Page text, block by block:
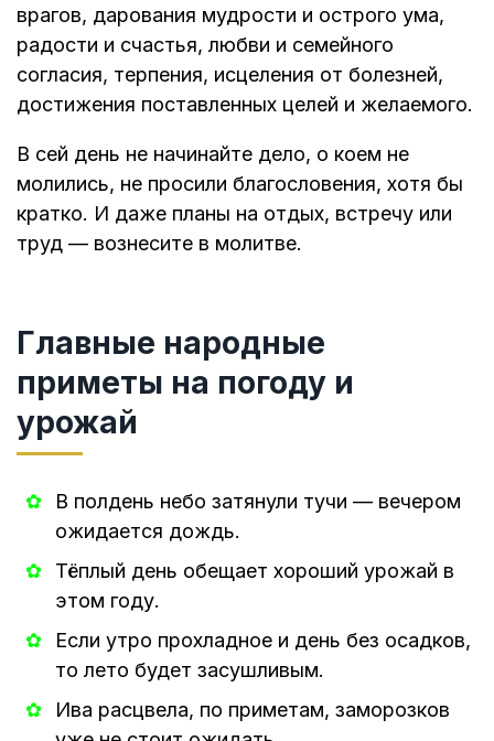
врагов, дарования мудрости и острого ума,
радости и счастья, любви и семейного
согласия, терпения, исцеления от болезней,
достижения поставленных целей и желаемого.
В сей день не начинайте дело, о коем не
молились, не просили благословения, хотя бы
кратко. И даже планы на отдых, встречу или
труд — вознесите в молитве.
Главные народные
приметы на погоду и
урожай
В полдень небо затянули тучи — вечером
ожидается дождь.
Тёплый день обещает хороший урожай в
этом году.
Если утро прохладное и день без осадков,
то лето будет засушливым.
Ива расцвела, по приметам, заморозков